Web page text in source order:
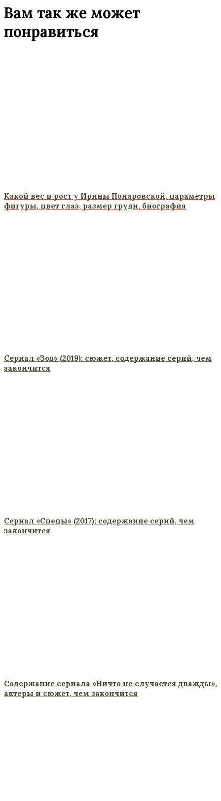
Вам так же может
понравиться
Какой вес и рост у Ирины Понаровской, параметры
фигуры, цвет глаз, размер груди, биография
Сериал «Зоя» (2019): сюжет, содержание серий, чем
закончится
Сериал «Спецы» (2017): содержание серий, чем
закончится
Содержание сериала «Ничто не случается дважды»,
актеры и сюжет, чем закончится